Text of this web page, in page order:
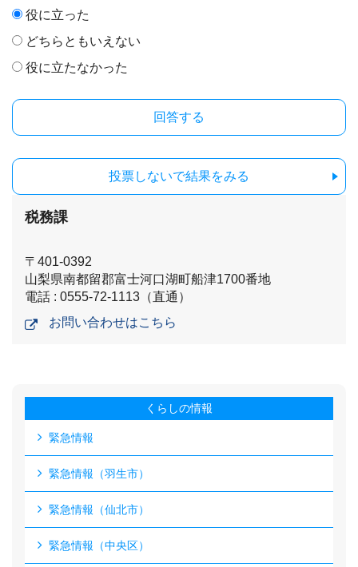
役に立った
どちらともいえない
役に立たなかった
投票しないで結果をみる
税務課
〒401-0392
山梨県南都留郡富士河口湖町船津1700番地
電話 : 0555-72-1113（直通）
お問い合わせはこちら
くらしの情報
緊急情報
緊急情報（羽生市）
緊急情報（仙北市）
緊急情報（中央区）